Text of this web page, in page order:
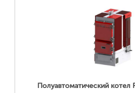
ПОДРОБНЕЕ...
Полуавтоматический котел